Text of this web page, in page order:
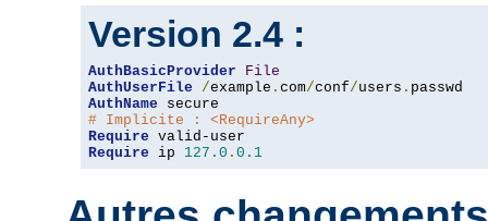
Version 2.4 :
AuthBasicProvider
File
AuthUserFile
/example . com/conf/users .
AuthName
# Implicite : <RequireAny>
Require
Require ip 127.0 . 0.1